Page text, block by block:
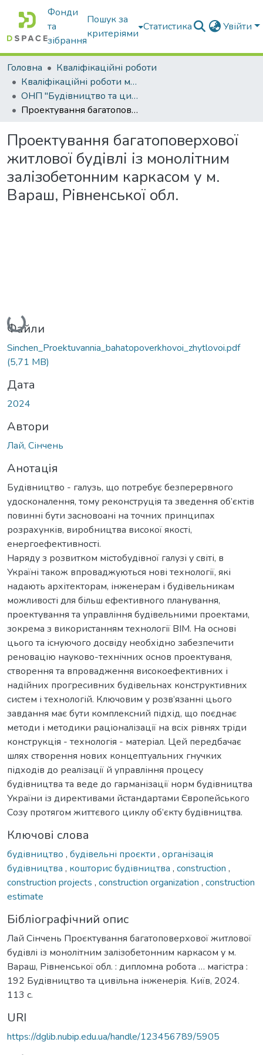
Фонди
та
зібрання
Пошук за
критеріями
Статистика Увійти
Головна
Кваліфікаційні роботи
Кваліфікаційні роботи магістрів
ОНП "Будівництво та цивільна інженерія"
Проектування багатоповерхової житлової будівлі із монолітним залізобетонним каркасом у м. Вараш, Рівненської обл.
Проектування багатоповерхової
житлової будівлі із монолітним
залізобетонним каркасом у м.
Вараш, Рівненської обл.
Вантажиться...
Файли
Sinchen_Proektuvannia_bahatopoverkhovoi_zhytlovoi.pdf
(5,71 MB)
Дата
2024
Автори
Лай, Сінчень
Анотація
Будівництво - галузь, що потребує безперервного
удосконалення, тому реконструція та зведення об’єктів
повинні бути засновоані на точних принципах
розрахунків, виробництва високої якості,
енергоефективності.
Наряду з розвитком містобудівної галузі у світі, в
Україні також впроваджуються нові технології, які
надають архітекторам, інженерам і будівельникам
можливості для більш ефективного планування,
проектування та управління будівельними проектами,
зокрема з використанням технології BIM. На основі
цього та існуючого досвіду необхідно забезпечити
реновацію науково-технічних основ проектуваня,
створення та впровадження високоефективних і
надійних прогресивних будівельнах конструктивних
систем і технологій. Ключовим у розв’язанні цього
завдання має бути комплексний підхід, що поєднає
методи і методики раціоналізації на всіх рівнях тріди
конструкція - технологія - матеріал. Цей передбачає
шлях створення нових концептуальних гнучких
підходів до реалізації й управління процесу
будівництва та веде до гарманізації норм будівництва
України із директивами йстандартами Європейського
Созу протягом життєвого циклу об’єкту будівництва.
Ключові слова
будівництво , будівельні проєкти , організація
будівництва , кошторис будівництва , construction ,
construction projects , construction organization , construction
estimate
Бібліографічний опис
Лай Сінчень Проєктування багатоповерхової житлової
будівлі із монолітним залізобетонним каркасом у м.
Вараш, Рівненської обл. : дипломна робота … магістра :
192 Будівництво та цивільна інженерія. Київ, 2024.
113 с.
URI
https://dglib.nubip.edu.ua/handle/123456789/5905